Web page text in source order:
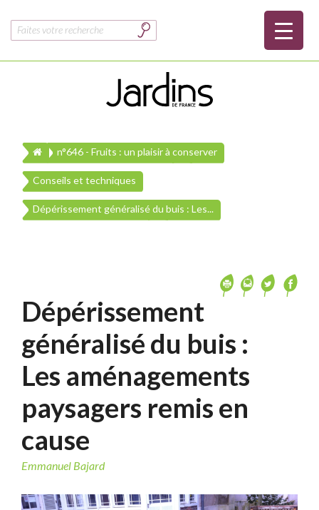
Rechercher :
n°646 - Fruits : un plaisir à conserver
Conseils et techniques
Dépérissement généralisé du buis : Les...
Dépérissement
généralisé du buis :
Les aménagements
paysagers remis en
cause
Emmanuel Bajard